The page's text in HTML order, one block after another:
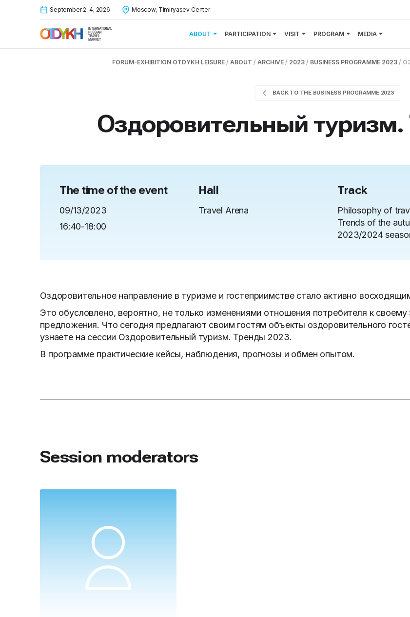
ABOUT PARTICIPATION VISIT PROGRAM MEDIA
September 2–4, 2026 Moscow, Timiryasev Center
FORUM-EXHIBITION OTDYKH LEISURE/ ABOUT / ARCHIVE/ 2023/ BUSINESS PROGRAMME 2023/
BACK TO THE BUSINESS PROGRAMME 2023
Оздоровительный
The time of the event
09/13/2023
16:40-18:00
Hall
Travel Arena
Track
Philosophy of
Trends of the
2023/2024
Оздоровительное направление в туризме и гостеприимстве стало активно
Это обусловлено, вероятно, не только изменениями отношения потребителя к
предложения. Что сегодня предлагают своим гостям объекты оздоровительного
узнаете на сессии Оздоровительный туризм. Тренды 2023.
В программе практические кейсы, наблюдения, прогнозы и обмен опытом.
Session moderators